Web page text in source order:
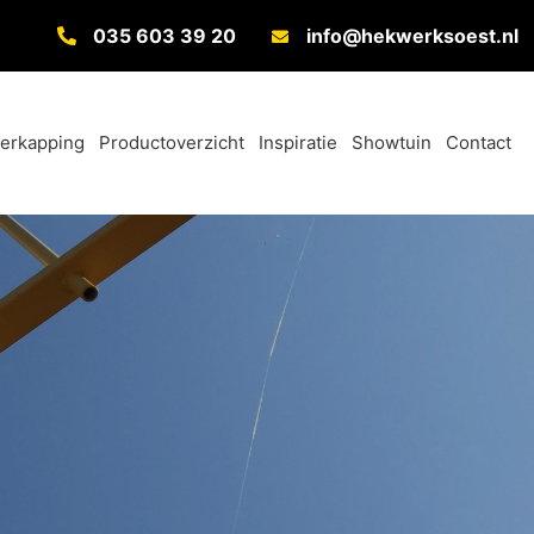
035 603 39 20 info@hekwerksoest.nl
Productoverzicht Inspiratie Showtuin Contact